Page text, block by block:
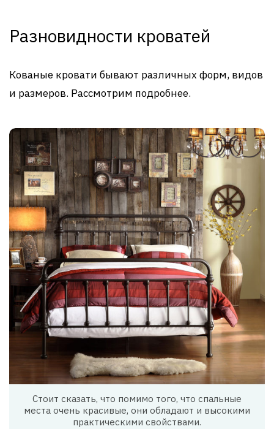
Разновидности кроватей
Кованые кровати бывают различных форм, видов
и размеров. Рассмотрим подробнее.
Стоит сказать, что помимо того, что спальные
места очень красивые, они обладают и высокими
практическими свойствами.